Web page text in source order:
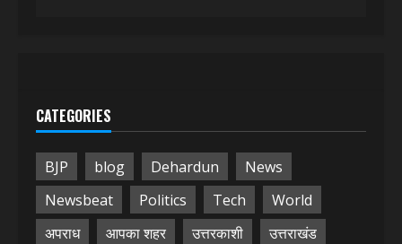
CATEGORIES
BJP blog Dehardun
News
Newsbeat
Politics Tech
World
अपराध
आपका शहर उत्तरकाशी
उत्तराखंड